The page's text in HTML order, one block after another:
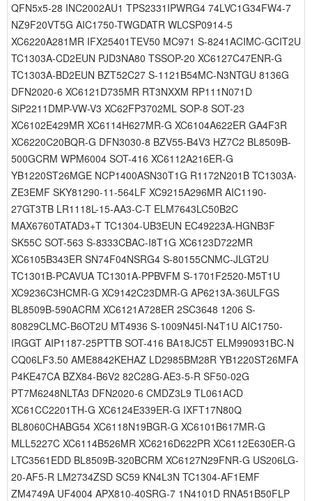
QFN5x5-28 INC2002AU1 TPS2331IPWRG4 74LVC1G34FW4-7
NZ9F20VT5G AIC1750-TWGDATR WLCSP0914-5
XC6220A281MR IFX25401TEV50 MC971 S-8241ACIMC-GCIT2U
TC1303A-CD2EUN PJD3NA80 TSSOP-20 XC6127C47ENR-G
TC1303A-BD2EUN BZT52C27 S-1121B54MC-N3NTGU 8136G
DFN2020-6 XC6121D735MR RT3NXXM RP111N071D
SiP2211DMP-VW-V3 XC62FP3702ML SOP-8 SOT-23
XC6102E429MR XC6114H627MR-G XC6104A622ER GA4F3R
XC6220C20BQR-G DFN3030-8 BZV55-B4V3 HZ7C2 BL8509B-
500GCRM WPM6004 SOT-416 XC6112A216ER-G
YB1220ST26MGE NCP1400ASN30T1G R1172N201B TC1303A-
ZE3EMF SKY81290-11-564LF XC9215A296MR AIC1190-
27GT3TB LR1118L-15-AA3-C-T ELM7643LC50B2C
MAX6760TATAD3+T TC1304-UB3EUN EC49223A-HGNB3F
SK55C SOT-563 S-8333CBAC-I8T1G XC6123D722MR
XC6105B343ER SN74F04NSRG4 S-80155CNMC-JLGT2U
TC1301B-PCAVUA TC1301A-PPBVFM S-1701F2520-M5T1U
XC9236C3HCMR-G XC9142C23DMR-G AP6213A-36ULFGS
BL8509B-590ACRM XC6121A728ER 2SC3648 1206 S-
80829CLMC-B6OT2U MT4936 S-1009N45I-N4T1U AIC1750-
IRGGT AIP1187-25PTTB SOT-416 BA18JC5T ELM990931BC-N
CQ06LF3.50 AME8842KEHAZ LD2985BM28R YB1220ST26MFA
P4KE47CA BZX84-B6V2 82C28G-AE3-5-R SF50-02G
PT7M6248NLTA3 DFN2020-6 CMDZ3L9 TL061ACD
XC61CC2201TH-G XC6124E339ER-G IXFT17N80Q
BL8060CHABG54 XC6118N19BGR-G XC6101B617MR-G
MLL5227C XC6114B526MR XC6216D622PR XC6112E630ER-G
LTC3561EDD BL8509B-320BCRM XC6127N29FNR-G US206LG-
20-AF5-R LM2734ZSD SC59 KN4L3N TC1304-AF1EMF
ZM4749A UF4004 APX810-40SRG-7 1N4101D RNA51B50FLP